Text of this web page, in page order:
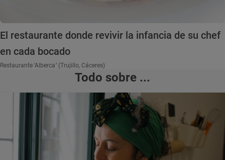
El restaurante donde revivir la infancia de su chef
en cada bocado
Restaurante ‘Alberca’ (Trujillo, Cáceres)
Todo sobre ...